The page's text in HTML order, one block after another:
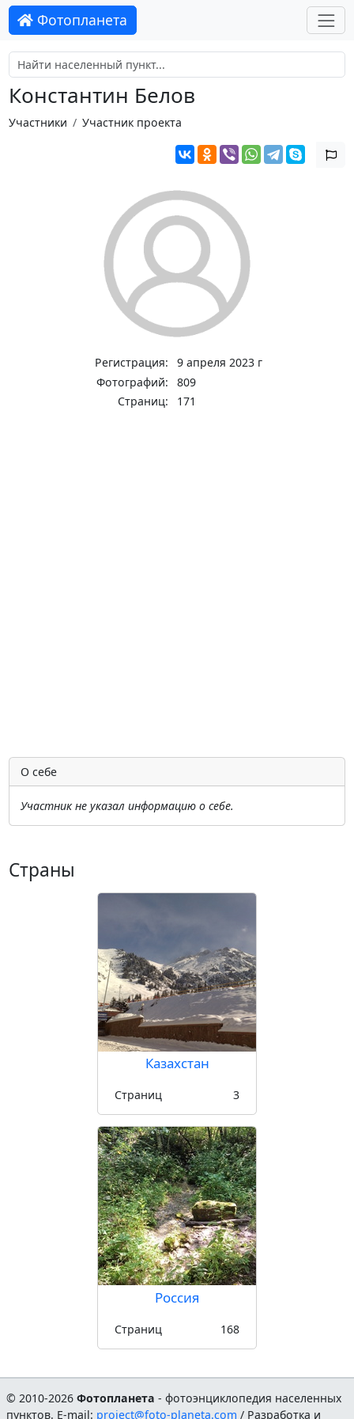
Фотопланета
Константин Белов
Участники Участник проекта
Регистрация:
9 апреля 2023 г
Фотографий:
809
Страниц:
171
О себе
Участник не указал информацию о себе.
Страны
Казахстан
Страниц 3
Россия
Страниц 168
© 2010-2026Фотопланета - фотоэнциклопедия населенных
пунктов. E-mail: project@foto-planeta.com / Разработка и